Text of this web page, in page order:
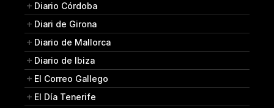
Diario Córdoba
Diari de Girona
Diario de Mallorca
Diario de Ibiza
El Correo Gallego
El Día Tenerife